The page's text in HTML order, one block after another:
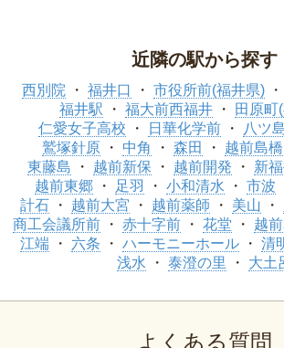
近隣の駅から探す
西別院 福井口 市役所前(福井県)
福井駅
福大前西福井
田原町
仁愛女子高校
日華化学前 八ツ
鷲塚針原
中角 森田 越前島橋
東藤島
越前新保 越前開発 新
越前東郷
足羽 小和清水 市波
計石
越前大宮 越前薬師 美山
商工会議所前
赤十字前 花堂 越
江端
六条 ハーモニーホール 清
浅水
泰澄の里 大土
よくある質問